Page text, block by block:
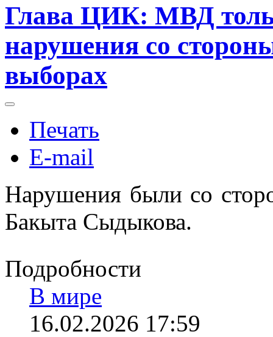
Глава ЦИК: МВД
нарушения со
выборах
Печать
E-mail
Нарушения были со
Бакыта Сыдыкова.
Подробности
В мире
16.02.2026 17:59